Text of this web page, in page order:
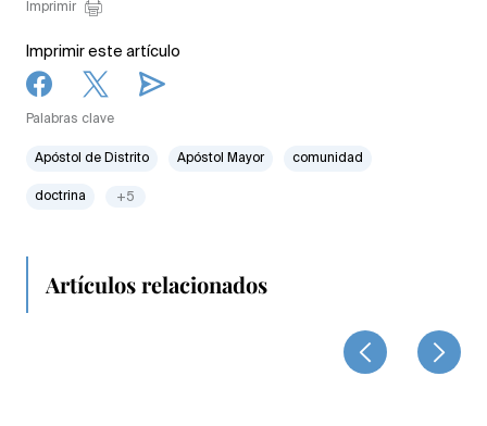
Imprimir
Imprimir este artículo
Palabras clave
Apóstol de Distrito Apóstol Mayor comunidad
doctrina +5
Artículos relacionados